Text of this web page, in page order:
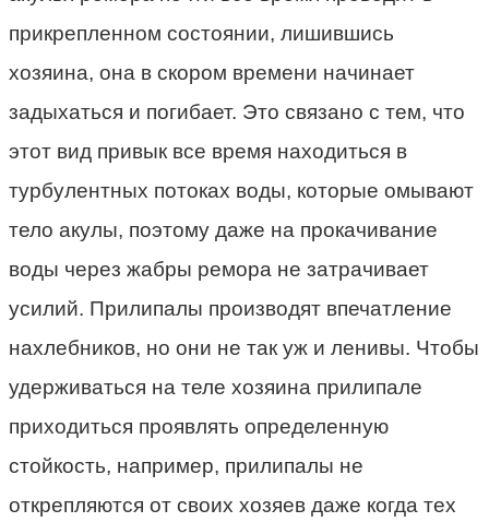
прикрепленном состоянии, лишившись
хозяина, она в скором времени начинает
задыхаться и погибает. Это связано с тем, что
этот вид привык все время находиться в
турбулентных потоках воды, которые омывают
тело акулы, поэтому даже на прокачивание
воды через жабры ремора не затрачивает
усилий. Прилипалы производят впечатление
нахлебников, но они не так уж и ленивы. Чтобы
удерживаться на теле хозяина прилипале
приходиться проявлять определенную
стойкость, например, прилипалы не
открепляются от своих хозяев даже когда тех